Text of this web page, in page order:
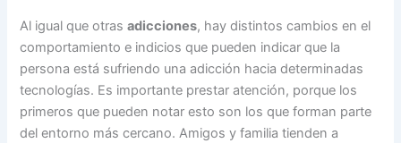
Al igual que otrasadicciones, hay distintos cambios en el
comportamiento e indicios que pueden indicar que la
persona está sufriendo una adicción hacia determinadas
tecnologías. Es importante prestar atención, porque los
primeros que pueden notar esto son los que forman parte
del entorno más cercano. Amigos y familia tienden a